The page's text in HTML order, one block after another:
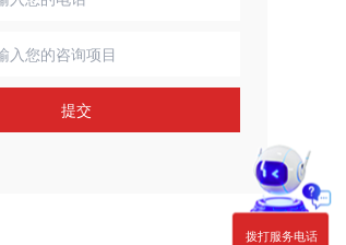
提交
拨打服务电话